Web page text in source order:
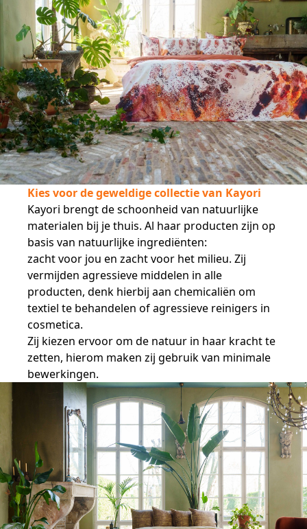
Kies voor de geweldige collectie van Kayori
Kayori brengt de schoonheid van natuurlijke
materialen bij je thuis. Al haar producten zijn op
basis van natuurlijke ingrediënten:
zacht voor jou en zacht voor het milieu. Zij
vermijden agressieve middelen in alle
producten, denk hierbij aan chemicaliën om
textiel te behandelen of agressieve reinigers in
cosmetica.
Zij kiezen ervoor om de natuur in haar kracht te
zetten, hierom maken zij gebruik van minimale
bewerkingen.